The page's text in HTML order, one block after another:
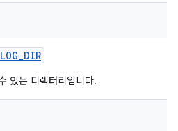
LOG_DIR
있는 디렉터리입니다.